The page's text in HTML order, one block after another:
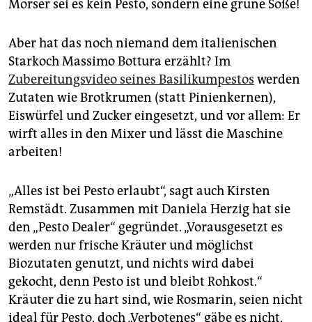
Mörser sei es kein Pesto, sondern eine grüne Soße!
Aber hat das noch niemand dem italienischen
Starkoch Massimo Bottura erzählt? Im
Zubereitungsvideo seines Basilikumpestos werden
Zutaten wie Brotkrumen (statt Pinienkernen),
Eiswürfel und Zucker eingesetzt, und vor allem: Er
wirft alles in den Mixer und lässt die Maschine
arbeiten!
„Alles ist bei Pesto erlaubt“, sagt auch Kirsten
Remstädt. Zusammen mit Daniela Herzig hat sie
den „Pesto Dealer“ gegründet. „Vorausgesetzt es
werden nur frische Kräuter und möglichst
Biozutaten genutzt, und nichts wird dabei
gekocht, denn Pesto ist und bleibt Rohkost.“
Kräuter die zu hart sind, wie Rosmarin, seien nicht
ideal für Pesto, doch „Verbotenes“ gäbe es nicht,